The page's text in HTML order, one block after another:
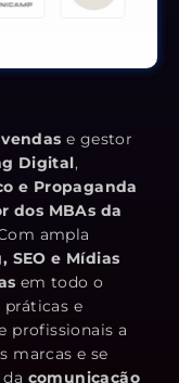
e gestor
Digital,
e Propaganda
dos MBAs da
ampla
SEO e Mídias
em todo o
e
profissionais a
marcas e se
comunicação